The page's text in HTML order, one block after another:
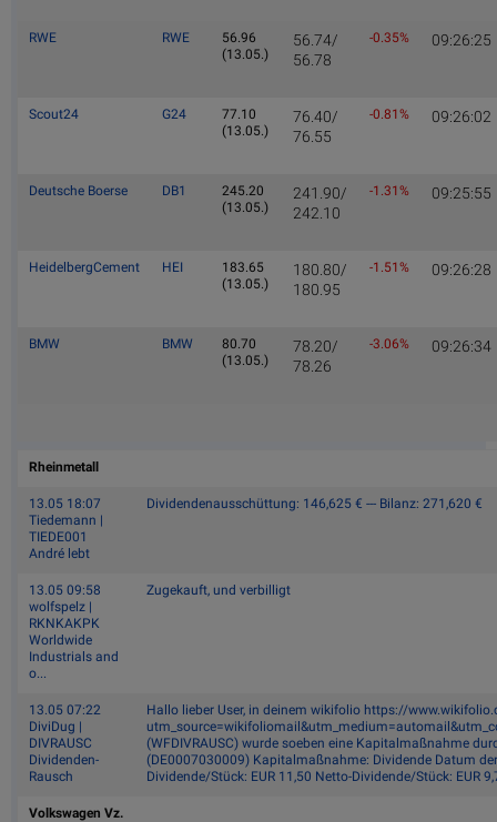
RWE RWE
56.96
(13.05.)
56.74/
56.78
-0.35% 09:26:25
Scout24 G24
77.10
(13.05.)
76.40/
76.55
-0.81% 09:26:02
Deutsche Boerse DB1
245.20
(13.05.)
241.90/
242.10
-1.31% 09:25:55
HeidelbergCement HEI
183.65
(13.05.)
180.80/
180.95
-1.51% 09:26:28
BMW BMW
80.70
(13.05.)
78.20/
78.26
-3.06% 09:26:34
Rheinmetall
13.05 18:07
Tiedemann |
TIEDE001
André lebt
Dividendenausschüttung: 146,625 € --- Bilanz: 271,620 €
13.05 09:58
wolfspelz |
RKNKAKPK
Worldwide
Industrials and
o...
Zugekauft, und verbilligt
13.05 07:22
DiviDug |
DIVRAUSC
Dividenden-
Rausch
Hallo lieber User, in deinem wikifolio https://
(WFDIVRAUSC) wurde soeben eine Kapitalmaßnahme
(DE0007030009) Kapitalmaßnahme: Dividende Datum
Dividende/Stück: EUR 11,50 Netto-Dividende/Stück: EUR
Volkswagen Vz.